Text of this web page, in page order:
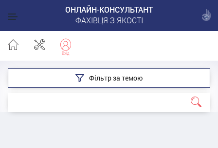
ОНЛАЙН-КОНСУЛЬТАНТ
ФАХІВЦЯ З ЯКОСТІ
Фільтр за темою